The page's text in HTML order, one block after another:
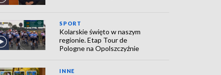
SPORT
Kolarskie święto w naszym
regionie. Etap Tour de
Pologne na Opolszczyźnie
INNE